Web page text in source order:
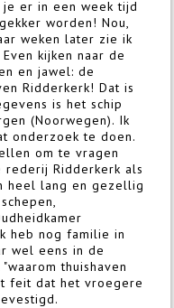
je er in een week tijd
worden! Nou,
weken later zie ik
kijken naar de
en jawel: de
Ridderkerk! Dat is
is het schip
(Noorwegen). Ik
onderzoek te doen.
om te vragen
rederij Ridderkerk als
heel lang en gezellig
heb nog familie in
wel eens in de
thuishaven
feit dat het vroegere